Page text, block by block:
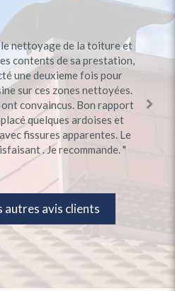
se déplace rapidement
vivement et agréable
Betty "
net toiture
pour votre message de
Eco net toiture
nettoyage de la toiture et
contents de sa prestation,
une deuxieme fois pour
sur ces zones nettoyées.
convaincus. Bon rapport
quelques ardoises et
fissures apparentes. Le
. Je recommande. "
autres avis clients